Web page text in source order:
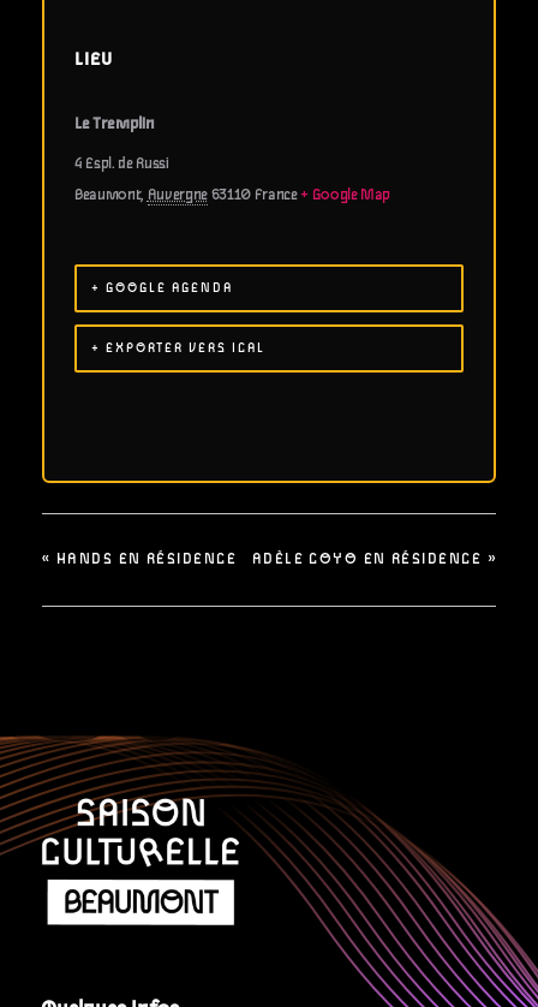
LIEU
Le Tremplin
4 Espl. de Russi
Beaumont, Auvergne 63110 France + Google Map
+ GOOGLE AGENDA
+ EXPORTER VERS ICAL
« HANDS EN RÉSIDENCE ADÈLE COYO EN RÉSIDENCE »